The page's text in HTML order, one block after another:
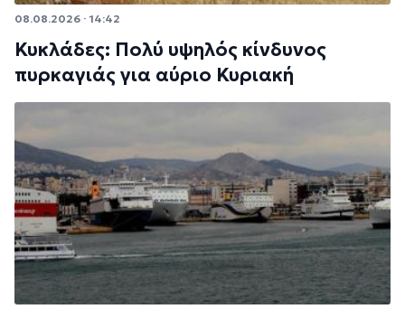
08.08.2026 · 14:42
Κυκλάδες: Πολύ υψηλός κίνδυνος
πυρκαγιάς για αύριο Κυριακή